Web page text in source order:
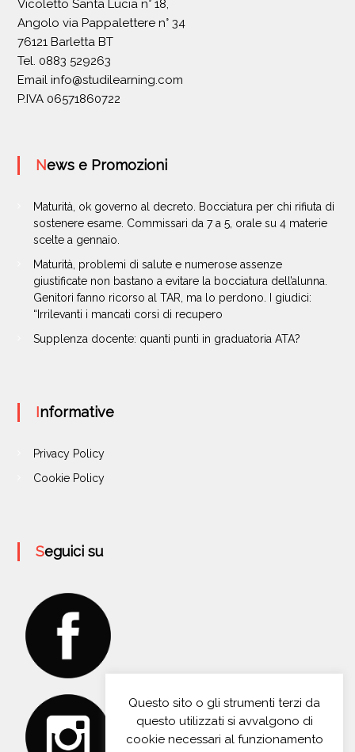
Vicoletto Santa Lucia n° 18,
Angolo via Pappalettere n° 34
76121 Barletta BT
Tel. 0883 529263
Email info@studilearning.com
P.IVA 06571860722
News e Promozioni
Maturità, ok governo al decreto. Bocciatura per chi rifiuta di
sostenere esame. Commissari da 7 a 5, orale su 4 materie
scelte a gennaio.
Maturità, problemi di salute e numerose assenze
giustificate non bastano a evitare la bocciatura dell’alunna.
Genitori fanno ricorso al TAR, ma lo perdono. I giudici:
“Irrilevanti i mancati corsi di recupero
Supplenza docente: quanti punti in graduatoria ATA?
Informative
Privacy Policy
Cookie Policy
Seguici su
Questo sito o gli strumenti terzi da
questo utilizzati si avvalgono di
cookie necessari al funzionamento